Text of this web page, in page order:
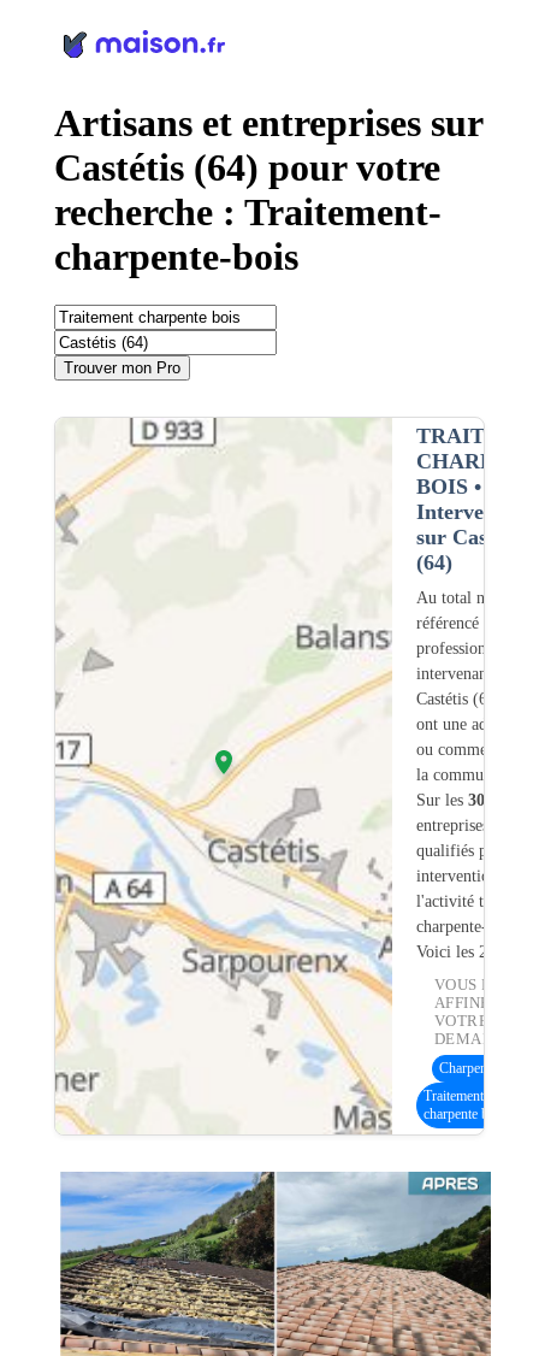
Artisans et entreprises sur
Castétis (64) pour votre
recherche : Traitement-
charpente-bois
Trouver mon Pro
BOIS•
Intervention
sur Castétis
(64)
Au total nous
référencé
professionnels
intervenant sur
Castétis (64)
ont une adresse
ou commerciale
la commune.
Sur les 30
entreprises
qualifiés pour une
intervention sur
l'activité
charpente-bois.
Voici les 20
VOUS
AFFINER
VOTRE
DEMANDE :
Charpente bois
Traitement
charpente bois